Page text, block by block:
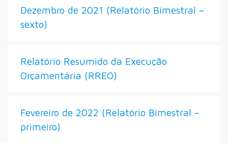
Dezembro de 2021 (Relatório Bimestral –
sexto)
Relatório Resumido da Execução
Orçamentária (RREO)
Fevereiro de 2022 (Relatório Bimestral –
primeiro)